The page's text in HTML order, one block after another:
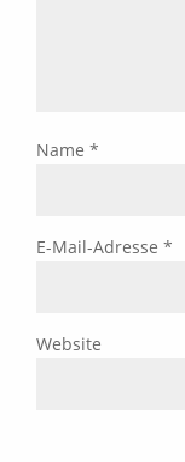
Name *
E-Mail-Adresse *
Website